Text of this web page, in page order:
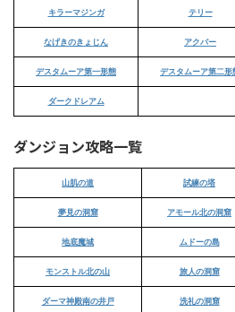
キラーマジンガ テリー
なげきのきょじん アクバー
デスタムーア第一形態 デスタムーア第二形
ダークドレアム
ダンジョン攻略一覧
山肌の道 試練の塔
夢見の洞窟 アモール北の洞窟
地底魔城 ムドーの島
モンストル北の山 旅人の洞窟
ダーマ神殿南の井戸 洗礼の洞窟